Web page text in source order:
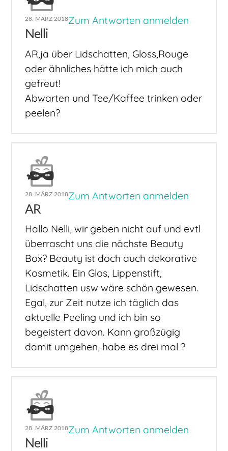
28. MÄRZ 2018Zum Antworten anmelden
Nelli
AR,ja über Lidschatten, Gloss,Rouge
oder ähnliches hätte ich mich auch
gefreut!
Abwarten und Tee/Kaffee trinken oder
peelen?
28. MÄRZ 2018Zum Antworten anmelden
AR
Hallo Nelli, wir geben nicht auf und evtl
überrascht uns die nächste Beauty
Box? Beauty ist doch auch dekorative
Kosmetik. Ein Glos, Lippenstift,
Lidschatten usw wäre schön gewesen.
Egal, zur Zeit nutze ich täglich das
aktuelle Peeling und ich bin so
begeistert davon. Kann großzügig
damit umgehen, habe es drei mal ?
28. MÄRZ 2018Zum Antworten anmelden
Nelli